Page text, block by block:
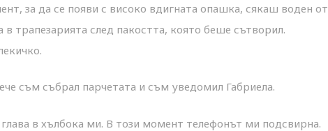
за да се появи с високо вдигната опашка, сякаш воден от
трапезарията след пакостта, която беше сътворил.
съм събрал парчетата и съм уведомил Габриела.
в хълбока ми. В този момент телефонът ми подсвирна.